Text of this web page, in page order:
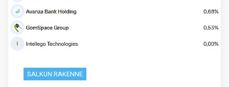
SALKUN RAKENNE